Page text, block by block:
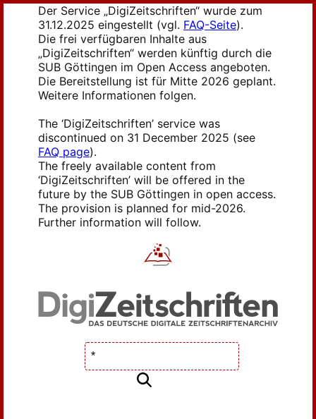
Der Service „DigiZeitschriften“ wurde zum
31.12.2025 eingestellt (vgl. FAQ-Seite).
Die frei verfügbaren Inhalte aus
„DigiZeitschriften“ werden künftig durch die
SUB Göttingen im Open Access angeboten.
Die Bereitstellung ist für Mitte 2026 geplant.
Weitere Informationen folgen.
The ‘DigiZeitschriften’ service was
discontinued on 31 December 2025 (see
FAQ page).
The freely available content from
‘DigiZeitschriften’ will be offered in the
future by the SUB Göttingen in open access.
The provision is planned for mid-2026.
Further information will follow.